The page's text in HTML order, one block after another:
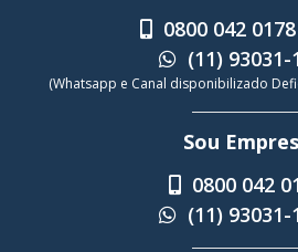
0800 042 0178
(11) 93031-
(Whatsapp e Canal disponibilizado
Sou
0800 042
(11) 93031-